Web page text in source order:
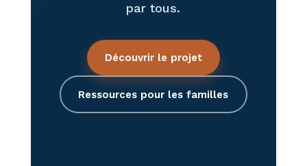
par tous.
Découvrir le projet
Ressources pour les familles